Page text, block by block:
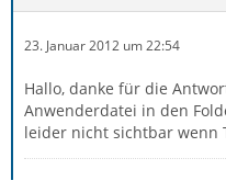
23. Januar 2012 um 22:54
Hallo, danke für die
Anwenderdatei in den
leider nicht sichtbar wenn